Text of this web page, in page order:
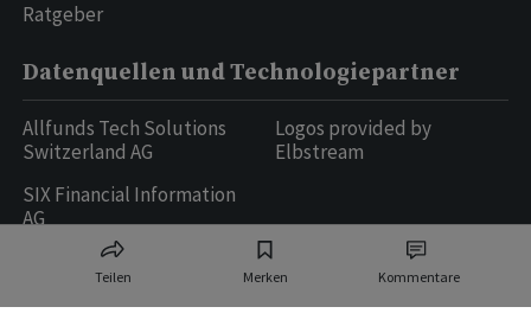
Teilen Merken Kommentare
Ratgeber
Datenquellen und Technologiepartner
Allfunds Tech Solutions
Switzerland AG
SIX Financial Information
AG
Logos provided by
Elbstream
Ringier AG | Ringier Medien Schweiz